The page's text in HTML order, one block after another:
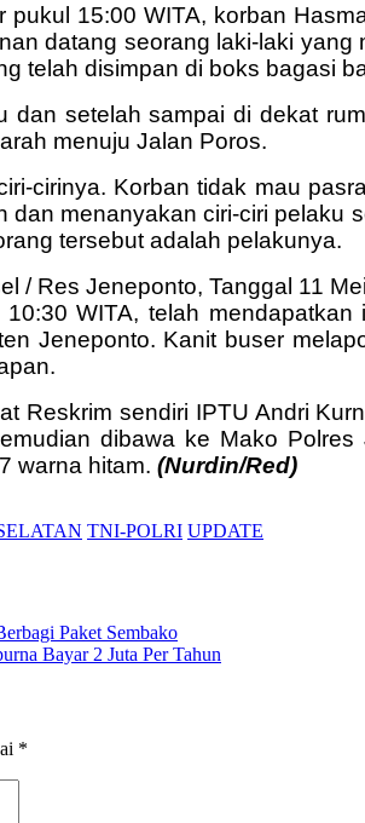
15:00 WITA, korban
datang seorang laki-laki
telah disimpan di boks bagasi
setelah sampai di dekat
menuju Jalan Poros.
cirinya. Korban tidak mau
menanyakan ciri-ciri
tersebut adalah pelakunya.
/ Res Jeneponto, Tanggal 11
WITA, telah
Jeneponto. Kanit buser
Reskrim sendiri IPTU Andri
dibawa ke Mako
warna hitam. (Nurdin/Red)
TNI-POLRI UPDATE
Paket Sembako
Bayar 2 Juta Per Tahun
*